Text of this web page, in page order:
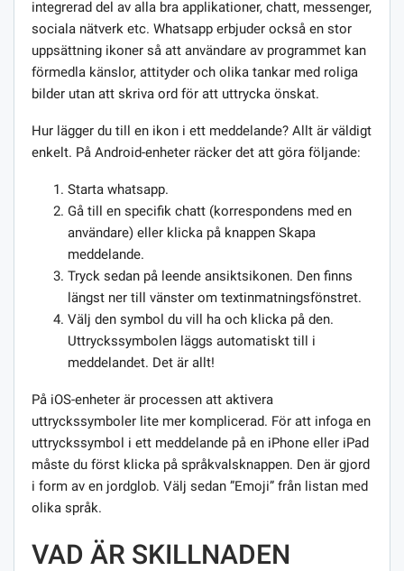
integrerad del av alla bra applikationer, chatt, messenger,
sociala nätverk etc. Whatsapp erbjuder också en stor
uppsättning ikoner så att användare av programmet kan
förmedla känslor, attityder och olika tankar med roliga
bilder utan att skriva ord för att uttrycka önskat.
Hur lägger du till en ikon i ett meddelande? Allt är väldigt
enkelt. På Android-enheter räcker det att göra följande:
Starta whatsapp.
Gå till en specifik chatt (korrespondens med en
användare) eller klicka på knappen Skapa
meddelande.
Tryck sedan på leende ansiktsikonen. Den finns
längst ner till vänster om textinmatningsfönstret.
Välj den symbol du vill ha och klicka på den.
Uttryckssymbolen läggs automatiskt till i
meddelandet. Det är allt!
På iOS-enheter är processen att aktivera
uttryckssymboler lite mer komplicerad. För att infoga en
uttryckssymbol i ett meddelande på en iPhone eller iPad
måste du först klicka på språkvalsknappen. Den är gjord
i form av en jordglob. Välj sedan ”Emoji” från listan med
olika språk.
VAD ÄR SKILLNADEN